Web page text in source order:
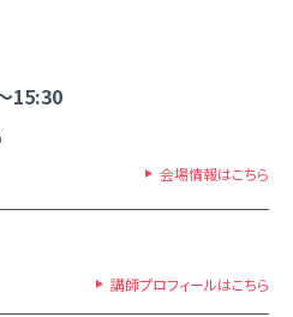
15:30
会場情報はこちら
講師プロフィールはこちら